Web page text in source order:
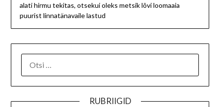
alati hirmu tekitas, otsekui oleks metsik lõvi loomaaia
puurist linnatänavaile lastud
RUBRIIGID